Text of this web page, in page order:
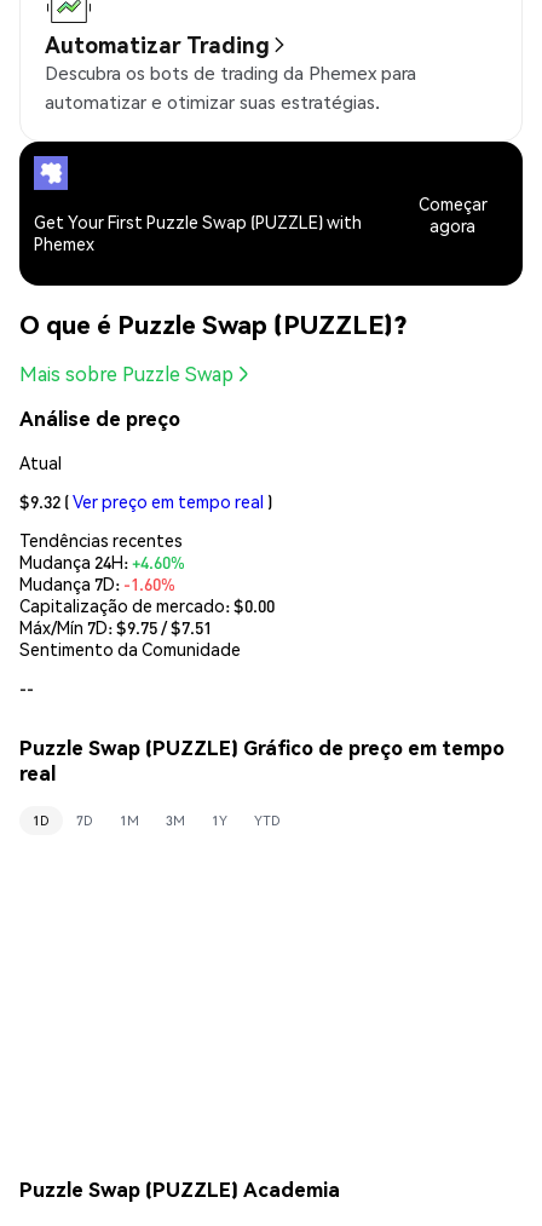
Automatizar Trading
Descubra os bots de trading da Phemex para
automatizar e otimizar suas estratégias.
Get Your First Puzzle Swap (PUZZLE) with
Phemex
Começar
agora
O que é Puzzle Swap (PUZZLE)?
Mais sobre Puzzle Swap
Análise de preço
Atual
$9.32 (Ver preço em tempo real )
Tendências recentes
Mudança 24H:+4.60%
Mudança 7D: -1.60%
Capitalização de mercado:$0.00
Máx/Mín 7D: $9.75/ $7.51
Sentimento da Comunidade
--
Puzzle Swap (PUZZLE) Gráfico de preço em tempo
real
1D 7D 1M 3M 1Y YTD
Puzzle Swap (PUZZLE) Academia